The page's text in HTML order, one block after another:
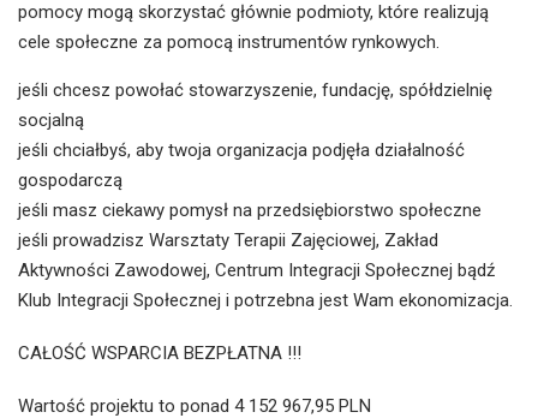
pomocy mogą skorzystać głównie podmioty, które realizują
cele społeczne za pomocą instrumentów rynkowych.
jeśli chcesz powołać stowarzyszenie, fundację, spółdzielnię
socjalną
jeśli chciałbyś, aby twoja organizacja podjęła działalność
gospodarczą
jeśli masz ciekawy pomysł na przedsiębiorstwo społeczne
jeśli prowadzisz Warsztaty Terapii Zajęciowej, Zakład
Aktywności Zawodowej, Centrum Integracji Społecznej bądź
Klub Integracji Społecznej i potrzebna jest Wam ekonomizacja.
CAŁOŚĆ WSPARCIA BEZPŁATNA !!!
Wartość projektu to ponad 4 152 967,95 PLN